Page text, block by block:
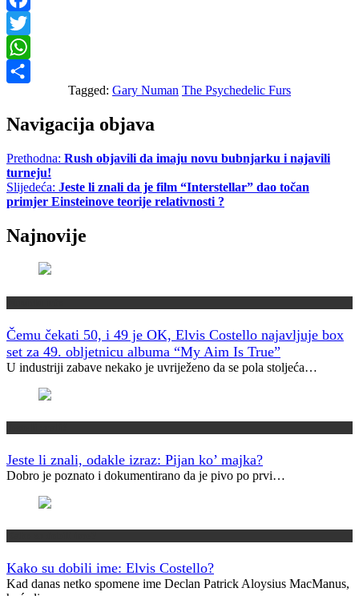
Facebook
Twitter
WhatsApp
Tagged: Gary Numan The Psychedelic Furs
Navigacija objava
Prethodna: Rush objavili da imaju novu bubnjarku i najavili
turneju!
Slijedeća: Jeste li znali da je film “Interstellar” dao točan
primjer Einsteinove teorije relativnosti ?
Najnovije
Čemu čekati 50, i 49 je OK, Elvis Costello najavljuje box
set za 49. obljetnicu albuma “My Aim Is True”
U industriji zabave nekako je uvriježeno da se pola stoljeća…
Jeste li znali, odakle izraz: Pijan ko’ majka?
Dobro je poznato i dokumentirano da je pivo po prvi…
Kako su dobili ime: Elvis Costello?
Kad danas netko spomene ime Declan Patrick Aloysius MacManus,